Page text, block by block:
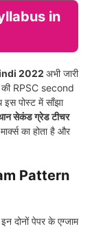
in
2022 अभी जारी
की RPSC second
पोस्ट में साँझा
सेकंड ग्रेड टीचर
का होता है और
Pattern
दोनों पेपर के एग्जाम